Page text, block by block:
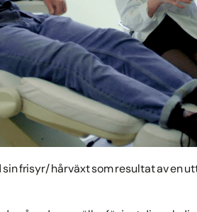
frisyr/ hårväxt som resultat av en